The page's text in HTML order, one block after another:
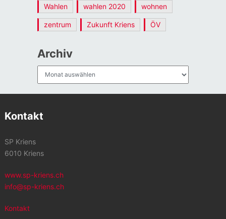
Wahlen wahlen 2020 wohnen
zentrum Zukunft Kriens ÖV
Archiv
Kontakt
SP Kriens
6010 Kriens
www.sp-kriens.ch
info@sp-kriens.ch
Kontakt